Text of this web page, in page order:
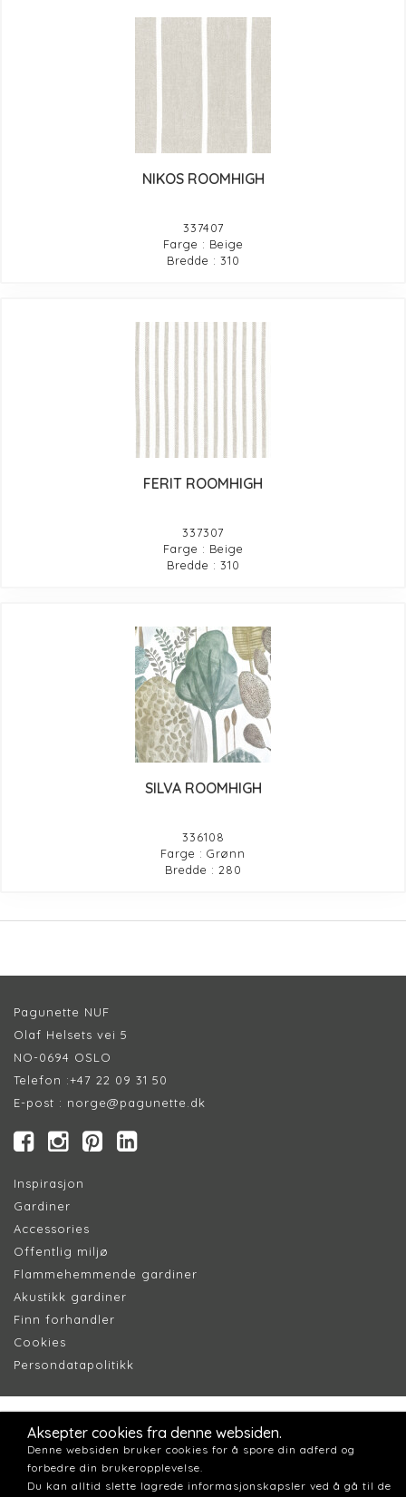
NIKOS ROOMHIGH
337407
Farge : Beige
Bredde : 310
FERIT ROOMHIGH
337307
Farge : Beige
Bredde : 310
SILVA ROOMHIGH
336108
Farge : Grønn
Bredde : 280
Pagunette NUF
Olaf Helsets vei 5
NO-0694 OSLO
Telefon :+47 22 09 31 50
E-post : norge@pagunette.dk
Inspirasjon
Gardiner
Accessories
Offentlig miljø
Flammehemmende gardiner
Akustikk gardiner
Finn forhandler
Cookies
Persondatapolitikk
Aksepter cookies fra denne websiden.
Denne websiden bruker cookies for å spore din adferd og
forbedre din brukeropplevelse.
Du kan alltid slette lagrede informasjonskapsler ved å gå til de